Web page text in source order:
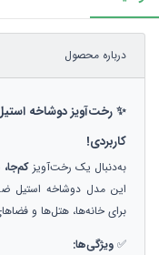
درباره محصول
✨ رخت‌آویز دوشاخه
کاربردی!
به‌دنبال یک رخت‌آویز
این مدل دوشاخه استیل
برای خانه‌ها، هتل‌ها و
✅ ویژگی‌ها: